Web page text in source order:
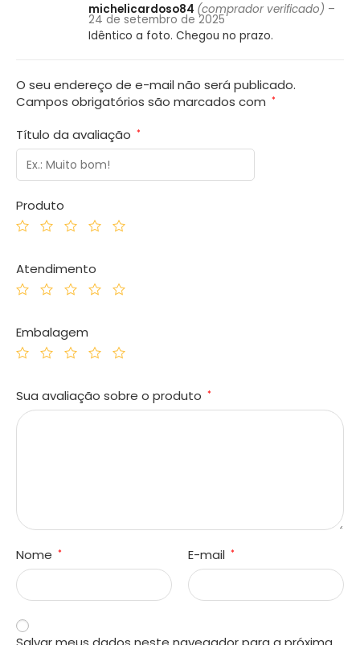
michelicardoso84 (comprador verificado) –
24 de setembro de 2025
Idêntico a foto. Chegou no prazo.
O seu endereço de e-mail não será publicado.
Campos obrigatórios são marcados com *
Título da avaliação *
Produto
Atendimento
Embalagem
Sua avaliação sobre o produto *
Nome * E-mail *